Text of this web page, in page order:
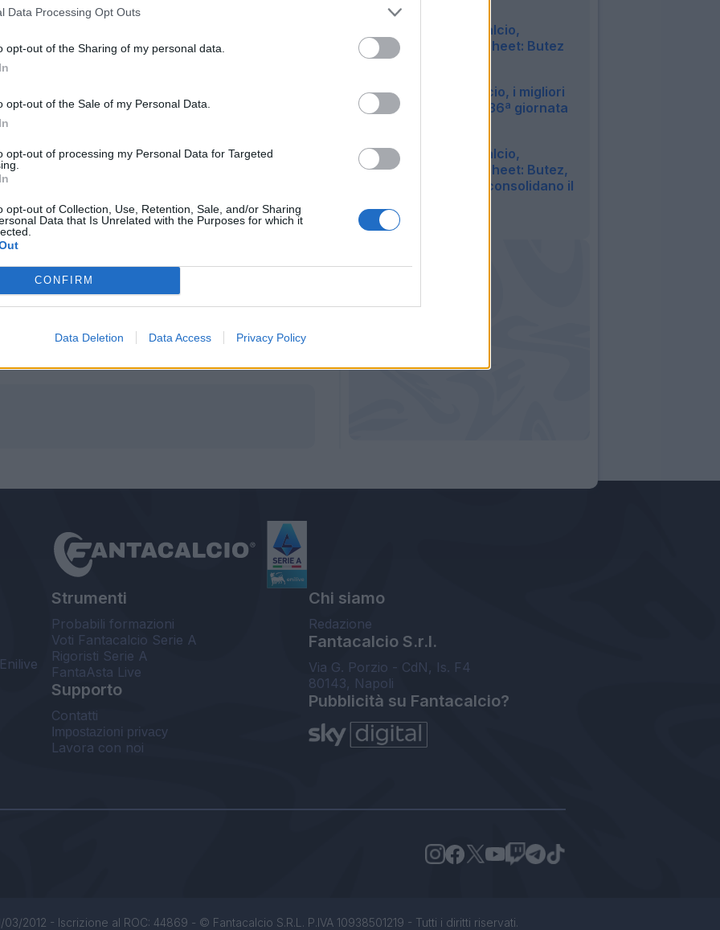
Data Processing Opt Outs
opt-out of the Sharing of my personal data.
opt-out of the Sale of my Personal Data.
opt-out of processing my Personal Data for Targeted
opt-out of Collection, Use, Retention, Sale, and/or Sharing
Data that Is Unrelated with the Purposes for which it
CONFIRM
Data Deletion Data Access Privacy Policy
insufficienze, zero gol e zero assist all'attivo.
per tornare il giocatore che tutti
09:31
Serie A e Fantacalcio,
classifica clean sheet: Butez
allunga su tutti
Portieri Fantacalcio, i migliori
e i peggiori della 36ª giornata
Serie A e Fantacalcio,
classifica clean sheet: Butez,
Svilar e Sommer consolidano il
10:02
Strumenti
Probabili formazioni
Voti Fantacalcio Serie A
Rigoristi Serie A
FantaAsta Live
Supporto
Contatti
Impostazioni privacy
Lavora con noi
Chi siamo
Redazione
Fantacalcio S.r.l.
Via G. Porzio - CdN, Is. F4
80143, Napoli
Pubblicità su Fantacalcio?
2012 - Iscrizione al ROC: 44869 - © Fantacalcio S.R.L. P.IVA 10938501219 - Tutti i diritti riservati.